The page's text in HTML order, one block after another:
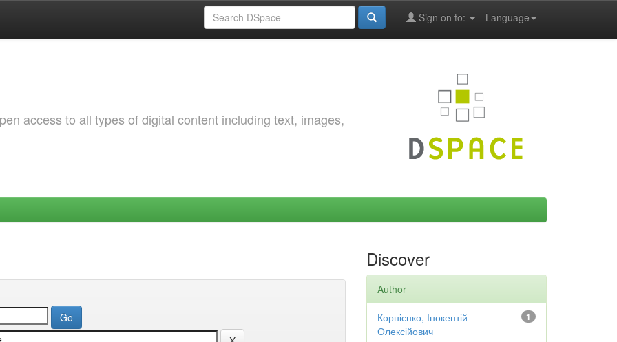
Language
Sign on to:
access to all types of digital content including text, images,
Discover
Author
1
Корнієнко, Інокентій
Олексійович